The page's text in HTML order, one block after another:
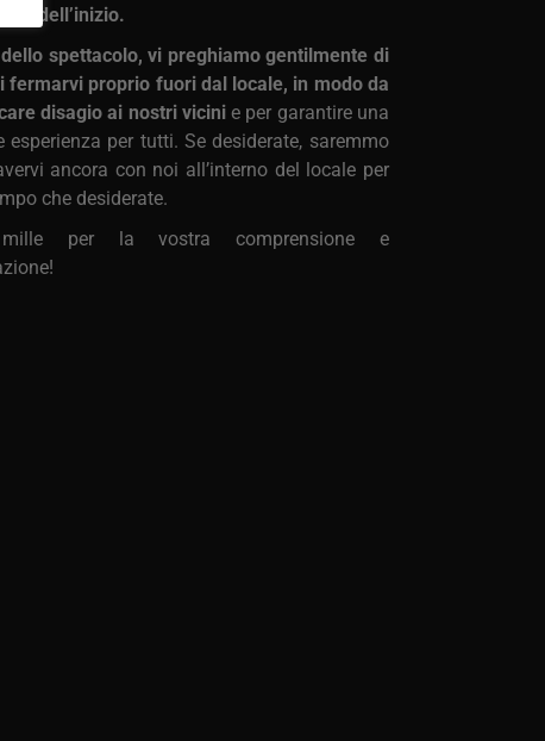
dell’inizio.
spettacolo, vi preghiamo gentilmente di
fermarvi proprio fuori dal locale, in modo da
disagio ai nostri vicinie per garantire una
esperienza per tutti. Se desiderate, saremmo
ancora con noi all’interno del locale per
che desiderate.
mille per la vostra comprensione e